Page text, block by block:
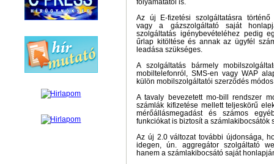
folyamatától is.
Az új E-fizetési szolgáltatásra történő
vagy a gázszolgáltató saját
szolgáltatás igénybevételéhez pedig
űrlap kitöltése és annak az ügyfél
leadása szükséges.
A szolgáltatás bármely
mobiltelefonról, SMS-en vagy WAP
külön mobilszolgáltatói szerződés
A tavaly bevezetett mo-bill rendszer
számlák kifizetése mellett teljeskörű
mérőállásmegadást és számos
funkciókat is biztosít a számlakibocsátók
Az új 2.0 változat további újdonsága,
idegen, ún. aggregátor szolgáltató
hanem a számlakibocsátó saját